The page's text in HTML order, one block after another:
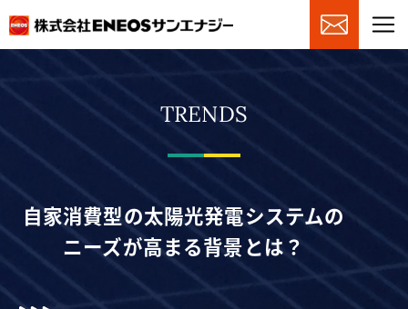
TRENDS
自家消費型の太陽光発電システムの
ニーズが高まる背景とは？